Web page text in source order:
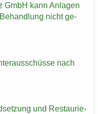
GmbH kann An­la­gen
nicht ge­
nach
und Re­stau­rie­